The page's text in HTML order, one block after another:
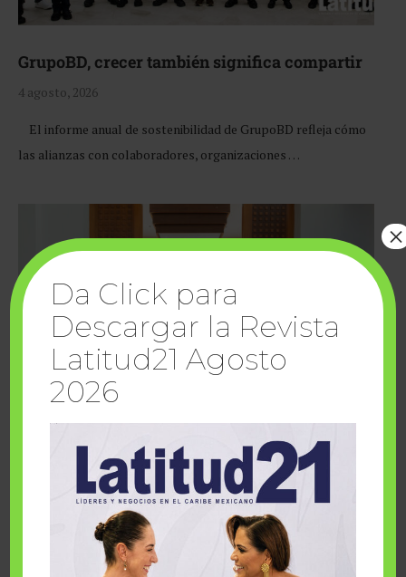
GrupoBD, crecer también significa compartir
4 agosto, 2026
El informe anual de sostenibilidad de GrupoBD refleja cómo
las alianzas con colaboradores, organizaciones …
Cuando la solidaridad inspira; cumplen
sueños Fairmont Mayakoba y Make-A-Wish
Da Click para
Descargar la Revista
Latitud21 Agosto
2026
×